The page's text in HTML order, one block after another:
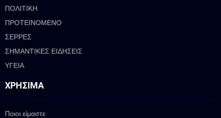
ΠΟΛΙΤΙΚΗ
ΠΡΟΤΕΙΝΟΜΕΝΟ
ΣΕΡΡΕΣ
ΣΗΜΑΝΤΙΚΕΣ ΕΙΔΗΣΕΙΣ
ΥΓΕΙΑ
ΧΡΉΣΙΜΑ
Ποιοι είμαστε